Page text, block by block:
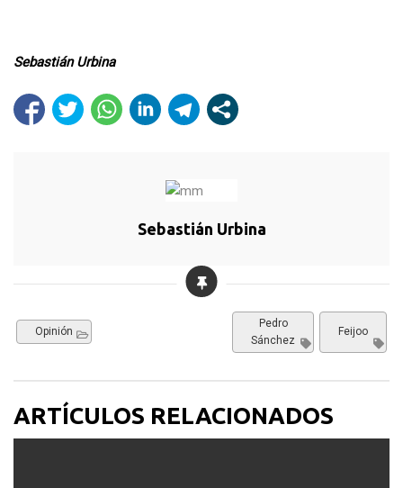
Sebastián Urbina
Sebastián Urbina
Opinión Feijoo
Pedro
Sánchez
ARTÍCULOS RELACIONADOS